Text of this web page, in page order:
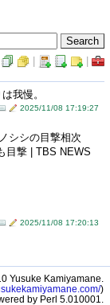
| |
我慢。
2025/11/08 17:19:27
シシの目撃相次
目撃 | TBS NEWS
2025/11/08 17:20:13
Yusuke Kamiyamane.
)
by Perl 5.010001.